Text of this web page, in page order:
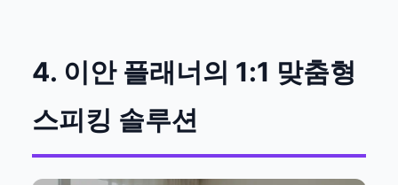
4. 이안 플래너의 1:1 맞춤형
스피킹 솔루션